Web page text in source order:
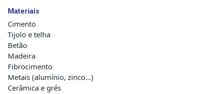
Materiais
Cimento
Tijolo e telha
Betão
Madeira
Fibrocimento
Metais (alumínio, zinco…)
Cerâmica e grés